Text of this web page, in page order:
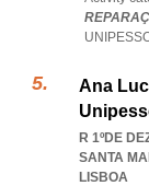
Ana
R 1ºDE
SANTA
LISBOA